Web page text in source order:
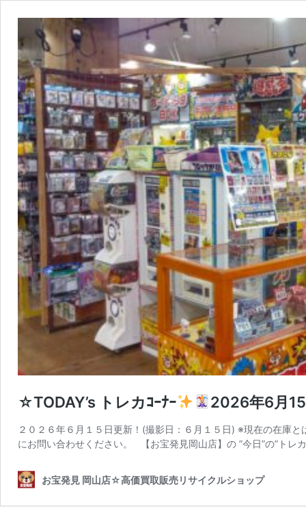
☆TODAY’s トレカｺｰﾅｰ 2026年6月
２０２６年６月１５日更新！(撮影日：６月１５日) ※現在の在庫
にお問い合わせください。 【お宝発見岡山店】の ”今日”の”トレ
お宝発見 岡山店☆高価買取販売リサイクルショップ